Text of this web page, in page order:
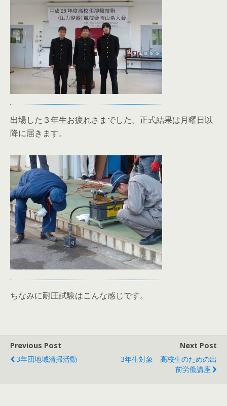
出場した３年生お疲れさまでした。正式結果は月曜日以
降に届きます。
ちなみに耐圧試験はこんな感じです。
Previous Post
3年団地域清掃活動
Next Post
3年生対象 高校生のための出
前労働講座